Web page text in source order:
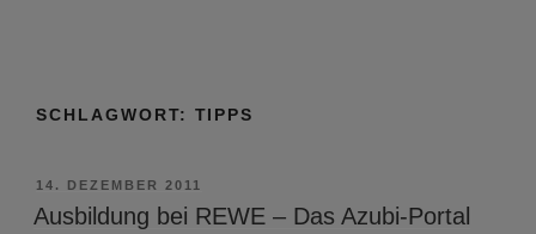
SCHLAGWORT: TIPPS
VERÖFFENTLICHT
AM
14. DEZEMBER 2011
Ausbildung bei REWE – Das Azubi-Portal